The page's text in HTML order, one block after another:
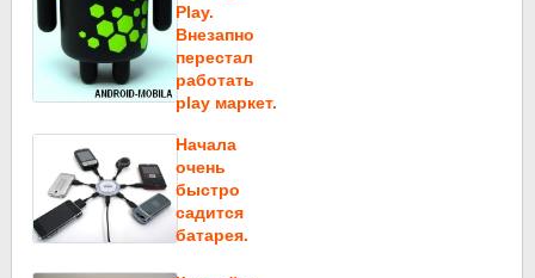
Play.
Внезапно
перестал
работать
play маркет.
Начала
очень
быстро
садится
батарея.